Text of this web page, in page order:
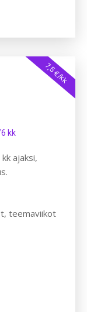
7,5 €/kk
kk
ajaksi,
teemaviikot